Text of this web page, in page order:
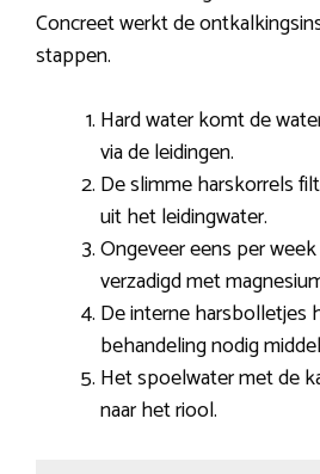
Concreet werkt de
stappen.
Hard water komt de
via de leidingen.
De slimme harskorrels
uit het leidingwater.
Ongeveer eens per
verzadigd met
De interne harsbolletjes
behandeling nodig
Het spoelwater met de
naar het riool.